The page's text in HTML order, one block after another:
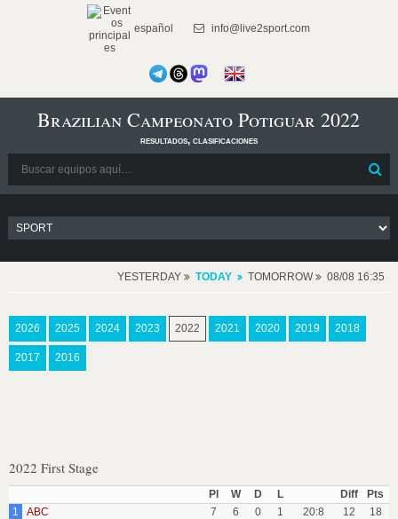
español info@live2sport.com
Brazilian Campeonato Potiguar 2022
resultados, clasificaciones
YESTERDAY TODAY TOMORROW 08/08 16:35
2026 2025 2024 2023 2022 2021 2020 2019 2018
2017 2016
2022 First Stage
Pl W D L Diff
Pts
1
ABC 7 6 0 1 20:8 12
18